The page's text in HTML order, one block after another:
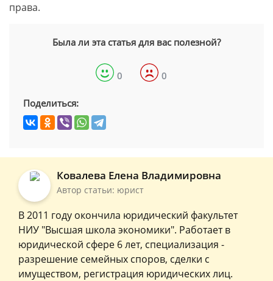
права.
Была ли эта статья для вас полезной?
0 0
Поделиться:
Ковалева Елена Владимировна
Автор статьи: юрист
В 2011 году окончила юридический факультет
НИУ "Высшая школа экономики". Работает в
юридической сфере 6 лет, специализация -
разрешение семейных споров, сделки с
имуществом, регистрация юридических лиц.